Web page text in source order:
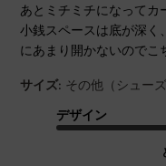
あとミチミチになってカ
小銭スペースは底が深く
にあまり開かないのでこ
サイズ: その他（シューズ
デザイン